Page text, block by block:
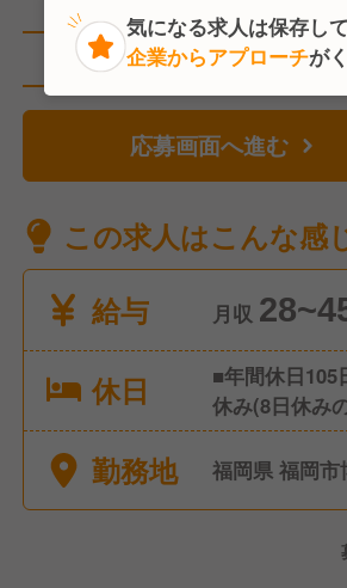
直近2人がこの求人を
応募画面へ進む
この求人はこんな感
給与
月収
休日
■年間休日105
休み(8日休み
月が決まっていま
にも下記のよ
休暇 L配偶者
勤務地 福岡県 福岡市
気になる求人は保存して
企業からアプローチが